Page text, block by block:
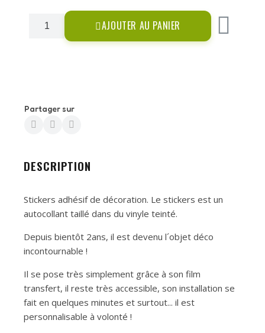
AJOUTER AU PANIER
Partager sur
DESCRIPTION
Stickers adhésif de décoration. Le stickers est un
autocollant taillé dans du vinyle teinté.
Depuis bientôt 2ans, il est devenu l´objet déco
incontournable !
Il se pose très simplement grâce à son film
transfert, il reste très accessible, son installation se
fait en quelques minutes et surtout... il est
personnalisable à volonté !